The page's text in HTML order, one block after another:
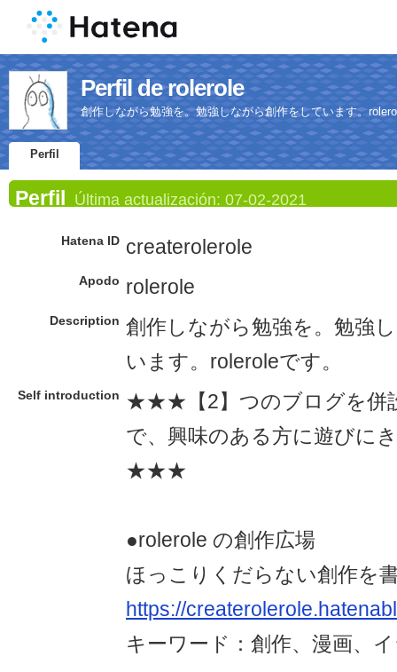
Perfil de rolerole
創作しながら勉強を。勉強しながら創作をしています。
Perfil
Perfil Última actualización: 07-02-2021
Hatena ID createrolerole
Apodo rolerole
Description 創作しながら勉強を。勉強
います。roleroleです。
Self introduction
★★★【2】つのブログを併
で、興味のある方に遊びに
★★★
●rolerole の創作広場
ほっこりくだらない創作を
https://
キーワード：創作、漫画、